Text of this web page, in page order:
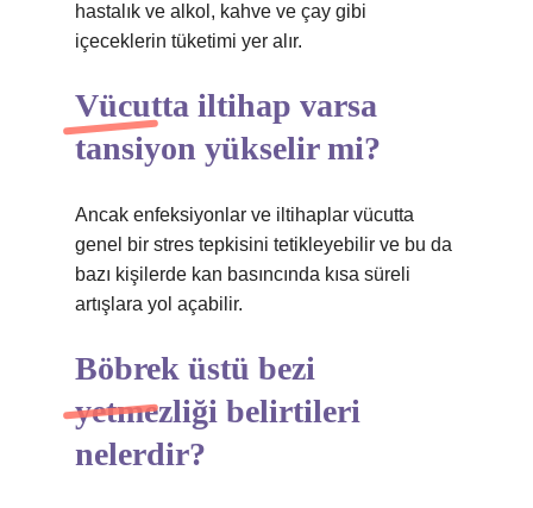
hastalık ve alkol, kahve ve çay gibi
içeceklerin tüketimi yer alır.
Vücutta iltihap varsa
tansiyon yükselir mi?
Ancak enfeksiyonlar ve iltihaplar vücutta
genel bir stres tepkisini tetikleyebilir ve bu da
bazı kişilerde kan basıncında kısa süreli
artışlara yol açabilir.
Böbrek üstü bezi
yetmezliği belirtileri
nelerdir?